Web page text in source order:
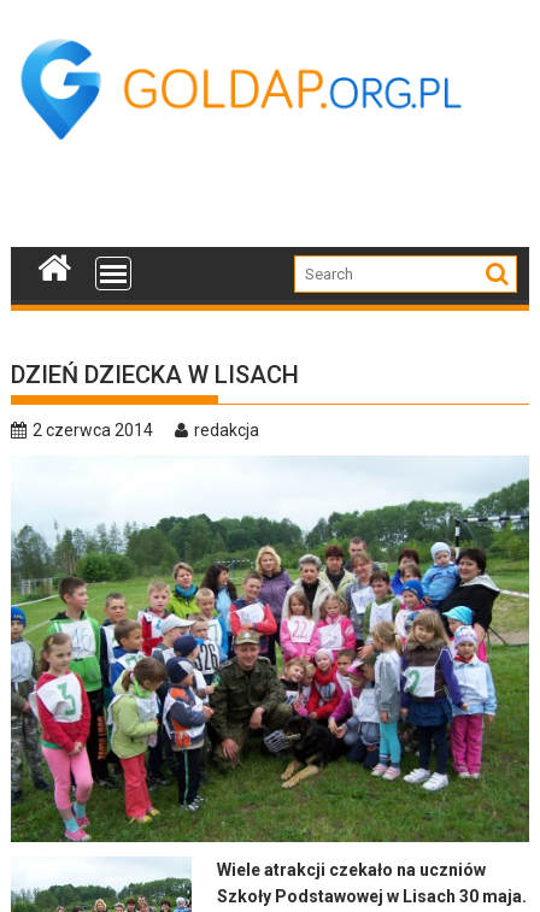
content
DZIEŃ DZIECKA W LISACH
2 czerwca 2014 redakcja
Wiele atrakcji czekało na uczniów
Szkoły Podstawowej w Lisach 30 maja.